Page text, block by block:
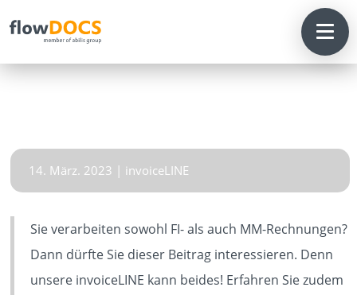
HOME
14. März. 2023 | invoiceLINE
Sie verarbeiten sowohl FI- als auch MM-Rechnungen?
Dann dürfte Sie dieser Beitrag interessieren. Denn
unsere invoiceLINE kann beides! Erfahren Sie zudem